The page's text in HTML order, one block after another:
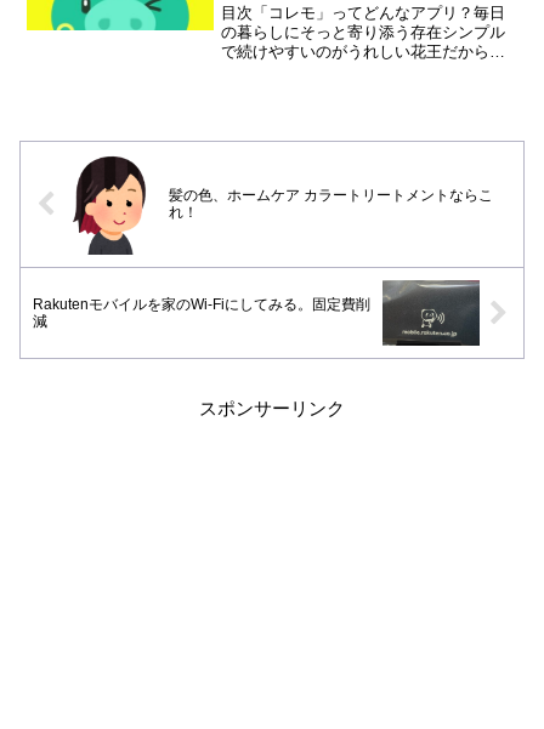
目次「コレモ」ってどんなアプリ？毎日
の暮らしにそっと寄り添う存在シンプル
で続けやすいのがうれしい花王だからこ
髪の色、ホームケア カラートリートメントならこ
れ！
Rakutenモバイルを家のWi-Fiにしてみる。固定費削
減
スポンサーリンク